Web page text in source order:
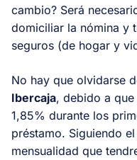
cambio? Será
domiciliar la nómina y
seguros (de hogar y
No hay que olvidarse
Ibercaja, debido a
1,85% durante los
préstamo. Siguiendo
mensualidad que